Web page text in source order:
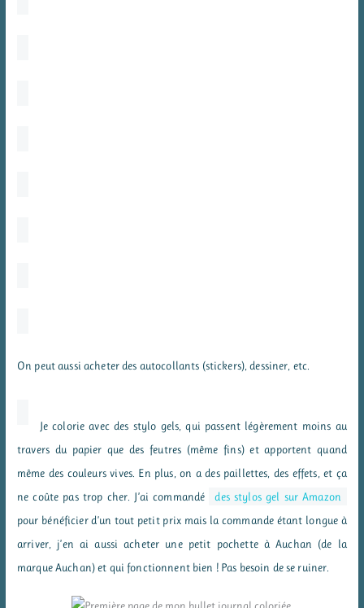
On peut aussi acheter des autocollants (stickers), dessiner, etc.
Je colorie avec des stylo gels, qui passent légèrement moins au
travers du papier que des feutres (même fins) et apportent quand
même des couleurs vives. En plus, on a des paillettes, des effets, et ça
ne coûte pas trop cher. J’ai commandé
des stylos gel sur Amazon
pour bénéficier d’un tout petit prix mais la commande étant longue à
arriver, j’en ai aussi acheter une petit pochette à Auchan (de la
marque Auchan) et qui fonctionnent bien ! Pas besoin de se ruiner.